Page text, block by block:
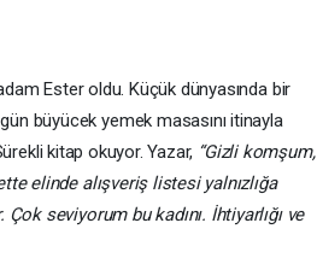
Ester oldu. Küçük dünyasında bir
büyücek yemek masasını itinayla
kitap okuyor. Yazar, “Gizli komşum,
elinde alışveriş listesi yalnızlığa
seviyorum bu kadını. İhtiyarlığı ve